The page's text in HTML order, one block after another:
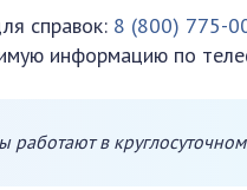
справок: 8 (800) 775-
информацию по
работают в